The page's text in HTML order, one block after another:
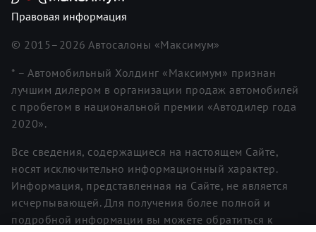
Правовая информация
© 2015– 2026 Автосалоны «Максимум»
* – Автомобильный Холдинг «Максимум» признан
лучшим дилером в организации продаж автомобилей
с пробегом в национальной премии «Автодилер года
2020».
Все сведения, содержащиеся на настоящем Сайте,
носят исключительно информационный характер.
Информация, представленная на Сайте, не является
исчерпывающей. Для получения более полной и
подробной информации вы можете обратиться к